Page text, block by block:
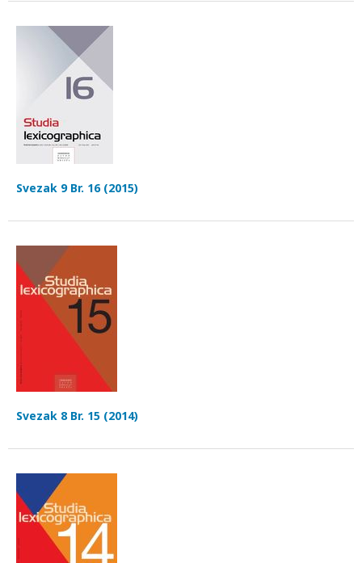
Svezak 9 Br. 16 (2015)
Svezak 8 Br. 15 (2014)